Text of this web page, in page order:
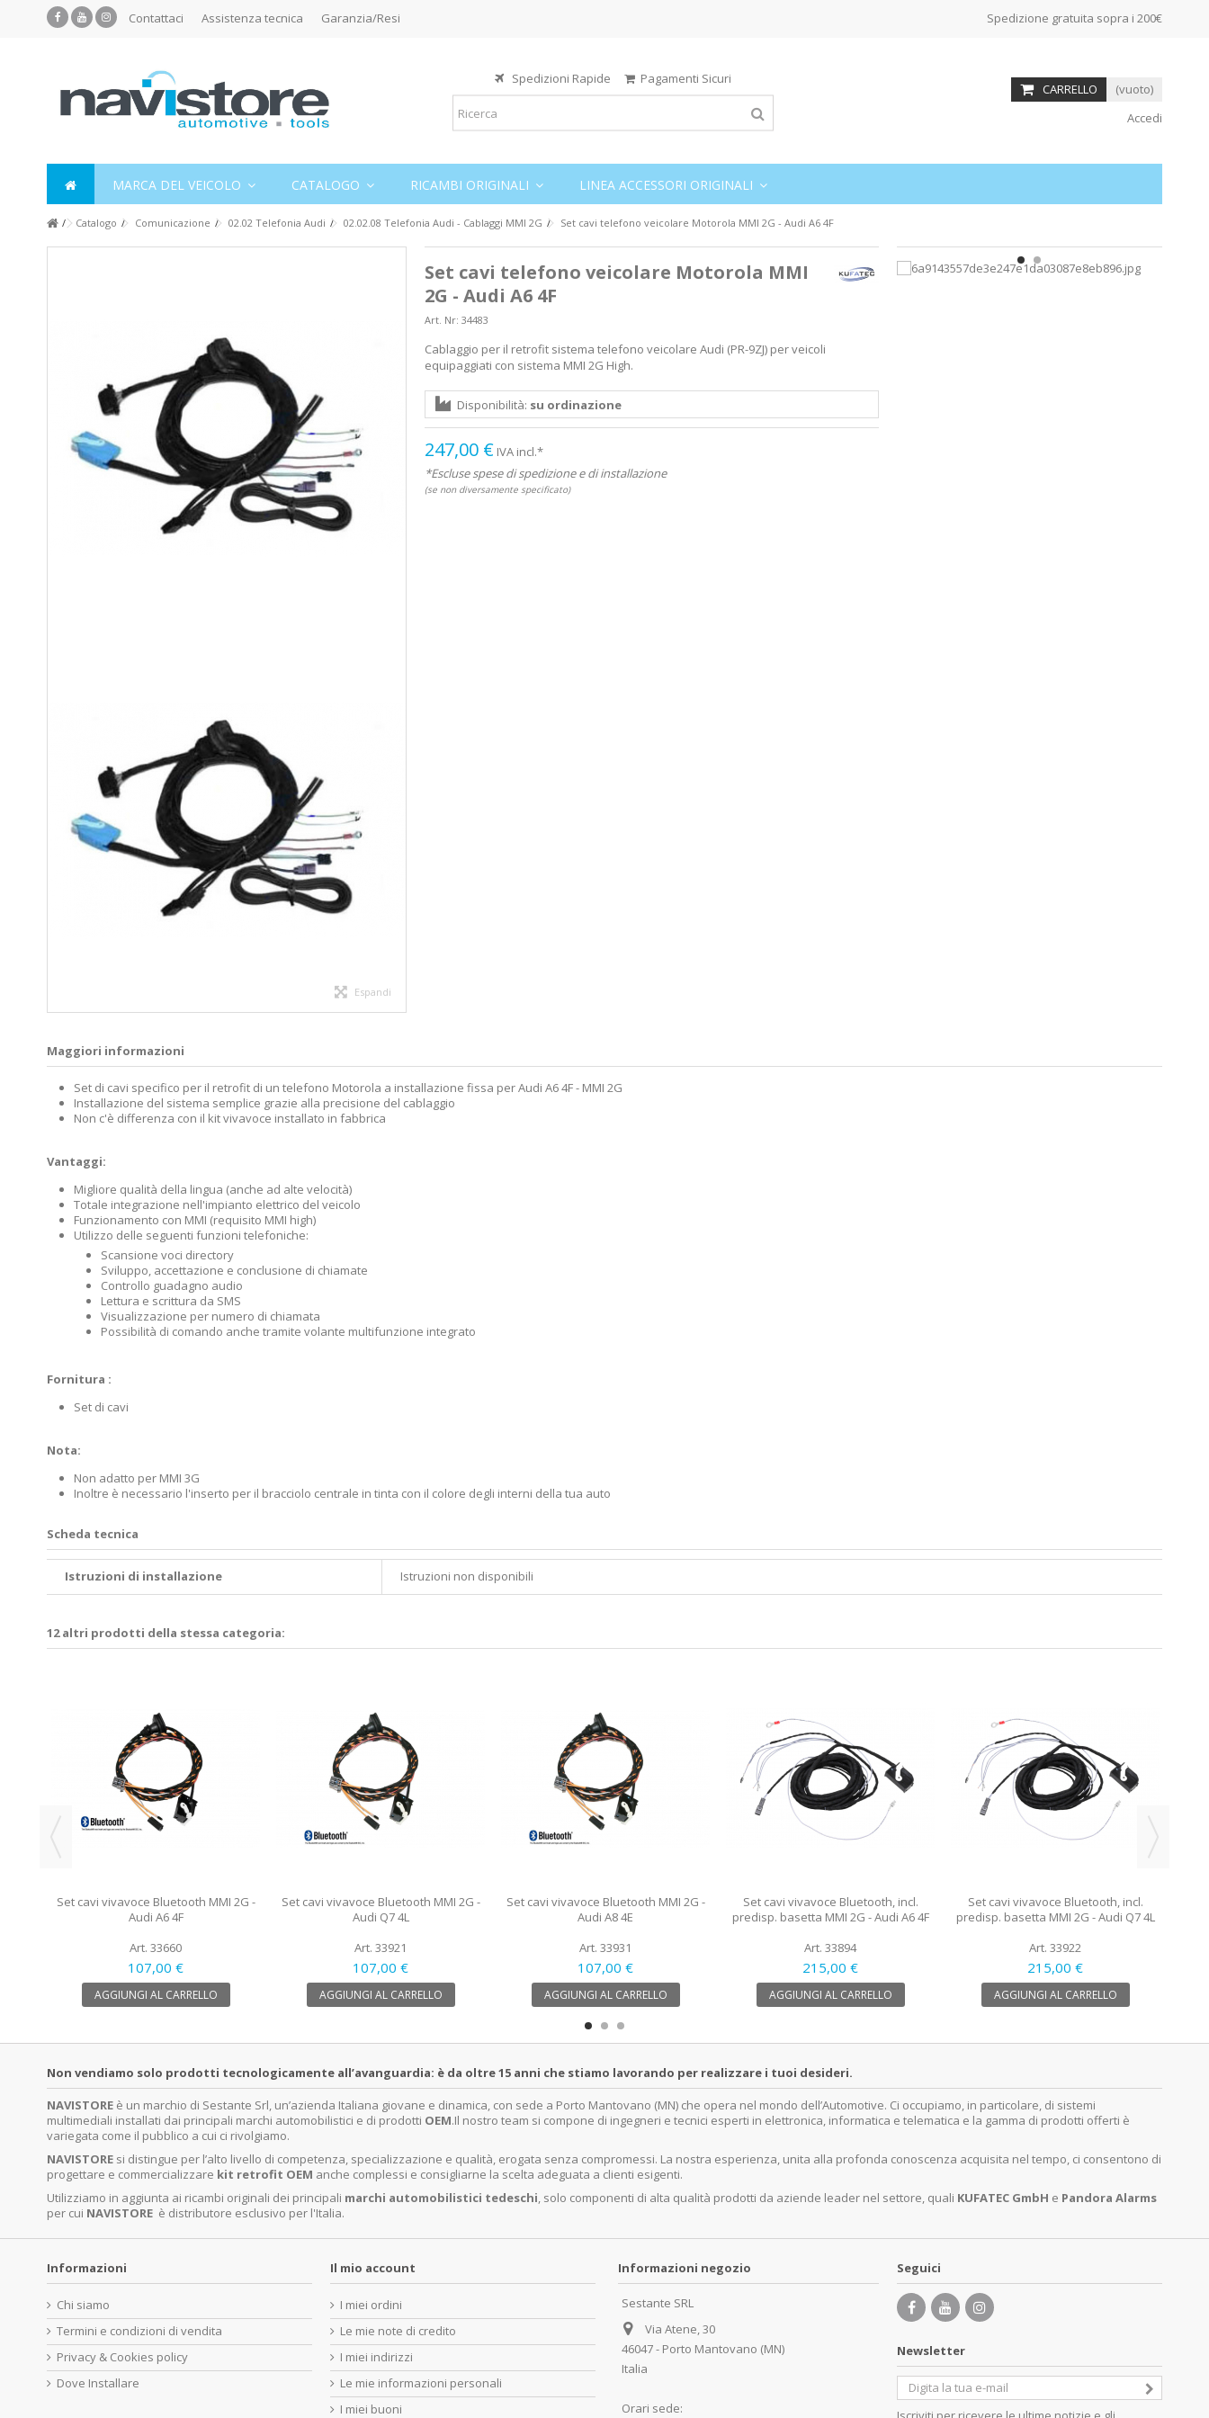
Contattaci Assistenza tecnica Garanzia/Resi Spedizione gratuita sopra i 200€
Spedizioni Rapide Pagamenti Sicuri
CARRELLO
(vuoto)
Accedi
MARCA DEL VEICOLO CATALOGO RICAMBI ORIGINALI LINEA ACCESSORI ORIGINALI
Catalogo Comunicazione 02.02 Telefonia Audi 02.02.08 Telefonia Audi - Cablaggi MMI 2G Set cavi telefono veicolare Motorola MMI 2G - Audi A6 4F
Espandi
Set cavi telefono veicolare Motorola MMI
2G - Audi A6 4F
Art. Nr: 34483
Cablaggio per il retrofit sistema telefono veicolare Audi (PR-9ZJ) per veicoli
equipaggiati con sistema MMI 2G High.
Disponibilità: su ordinazione
247,00 € IVA incl.*
*Escluse spese di spedizione e di installazione
(se non diversamente specificato)
Maggiori informazioni
Set di cavi specifico per il retrofit di un telefono Motorola a installazione fissa per Audi A6 4F - MMI 2G
Installazione del sistema semplice grazie alla precisione del cablaggio
Non c'è differenza con il kit vivavoce installato in fabbrica
Vantaggi:
Migliore qualità della lingua (anche ad alte velocità)
Totale integrazione nell'impianto elettrico del veicolo
Funzionamento con MMI (requisito MMI high)
Utilizzo delle seguenti funzioni telefoniche:
Scansione voci directory
Sviluppo, accettazione e conclusione di chiamate
Controllo guadagno audio
Lettura e scrittura da SMS
Visualizzazione per numero di chiamata
Possibilità di comando anche tramite volante multifunzione integrato
Fornitura :
Set di cavi
Nota:
Non adatto per MMI 3G
Inoltre è necessario l'inserto per il bracciolo centrale in tinta con il colore degli interni della tua auto
Scheda tecnica
Istruzioni di installazione Istruzioni non disponibili
12 altri prodotti della stessa categoria:
Set cavi vivavoce Bluetooth MMI 2G -
Audi A6 4F
Art. 33660
107,00 €
AGGIUNGI AL CARRELLO
Set cavi vivavoce Bluetooth MMI 2G -
Audi Q7 4L
Art. 33921
107,00 €
AGGIUNGI AL CARRELLO
Set cavi vivavoce Bluetooth MMI 2G -
Audi A8 4E
Art. 33931
107,00 €
AGGIUNGI AL CARRELLO
Set cavi vivavoce Bluetooth, incl.
predisp. basetta MMI 2G - Audi A6 4F
Art. 33894
215,00 €
AGGIUNGI AL CARRELLO
Set cavi vivavoce Bluetooth, incl.
predisp. basetta MMI 2G - Audi Q7 4L
Art. 33922
215,00 €
AGGIUNGI AL CARRELLO
Non vendiamo solo prodotti tecnologicamente all’avanguardia: è da oltre 15 anni che stiamo lavorando per realizzare i tuoi desideri.
NAVISTORE è un marchio di Sestante Srl, un’azienda Italiana giovane e dinamica, con sede a Porto Mantovano (MN) che opera nel mondo dell’Automotive. Ci occupiamo, in particolare, di sistemi
multimediali installati dai principali marchi automobilistici e di prodotti OEM.Il nostro team si compone di ingegneri e tecnici esperti in elettronica, informatica e telematica e la gamma di prodotti offerti è
variegata come il pubblico a cui ci rivolgiamo.
NAVISTORE si distingue per l’alto livello di competenza, specializzazione e qualità, erogata senza compromessi. La nostra esperienza, unita alla profonda conoscenza acquisita nel tempo, ci consentono di
progettare e commercializzare kit retrofit OEM anche complessi e consigliarne la scelta adeguata a clienti esigenti.
Utilizziamo in aggiunta ai ricambi originali dei principali marchi automobilistici tedeschi, solo componenti di alta qualità prodotti da aziende leader nel settore, quali KUFATEC GmbH e Pandora Alarms
per cui NAVISTORE è distributore esclusivo per l'Italia.
Informazioni
Chi siamo
Termini e condizioni di vendita
Privacy & Cookies policy
Dove Installare
Il mio account
I miei ordini
Le mie note di credito
I miei indirizzi
Le mie informazioni personali
I miei buoni
Informazioni negozio
Sestante SRL
Via Atene, 30
46047 - Porto Mantovano (MN)
Italia
Orari sede:
Seguici
Newsletter